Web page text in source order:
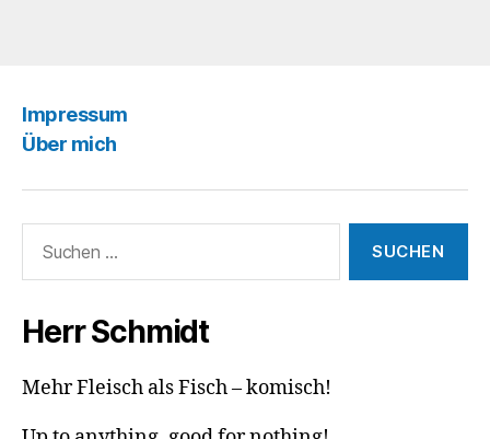
Impressum
Über mich
nach:
Herr Schmidt
Mehr Fleisch als Fisch – komisch!